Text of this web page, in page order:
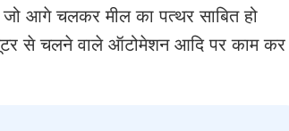
आगे चलकर मील का पत्थर साबित हो
से चलने वाले ऑटोमेशन आदि पर काम कर